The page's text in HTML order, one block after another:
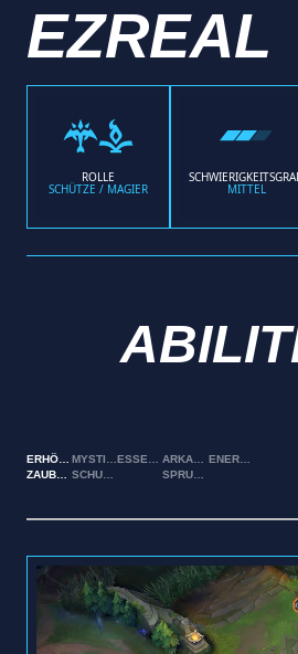
EZREAL
ROLLE
SCHÜTZE / MAGIER MITTEL
ERHÖHTEMYSTISCHER
ARKANER
ENERGIETROMMELFEUER